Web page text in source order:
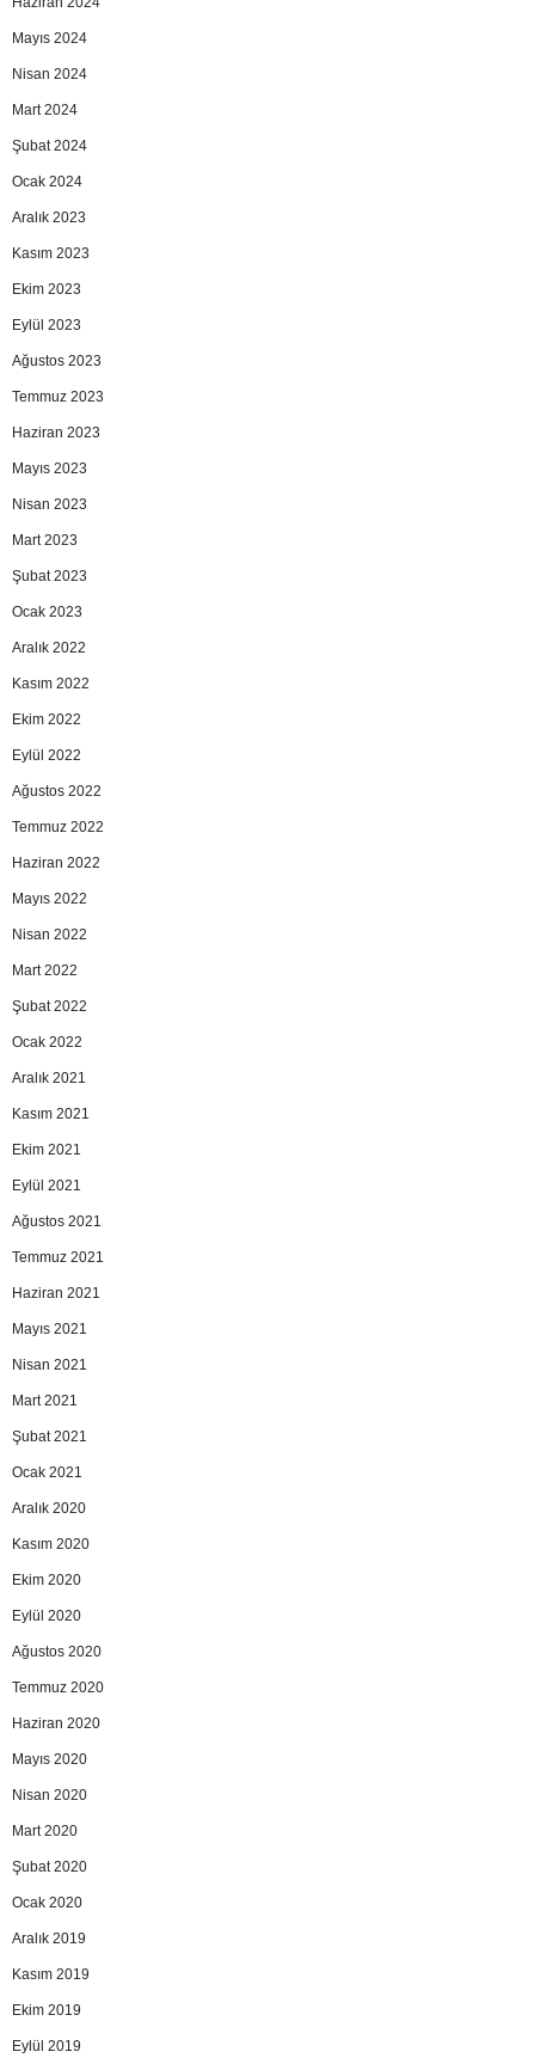
Mayıs 2024
Nisan 2024
Mart 2024
Şubat 2024
Ocak 2024
Aralık 2023
Kasım 2023
Ekim 2023
Eylül 2023
Ağustos 2023
Temmuz 2023
Haziran 2023
Mayıs 2023
Nisan 2023
Mart 2023
Şubat 2023
Ocak 2023
Aralık 2022
Kasım 2022
Ekim 2022
Eylül 2022
Ağustos 2022
Temmuz 2022
Haziran 2022
Mayıs 2022
Nisan 2022
Mart 2022
Şubat 2022
Ocak 2022
Aralık 2021
Kasım 2021
Ekim 2021
Eylül 2021
Ağustos 2021
Temmuz 2021
Haziran 2021
Mayıs 2021
Nisan 2021
Mart 2021
Şubat 2021
Ocak 2021
Aralık 2020
Kasım 2020
Ekim 2020
Eylül 2020
Ağustos 2020
Temmuz 2020
Haziran 2020
Mayıs 2020
Nisan 2020
Mart 2020
Şubat 2020
Ocak 2020
Aralık 2019
Kasım 2019
Ekim 2019
Eylül 2019